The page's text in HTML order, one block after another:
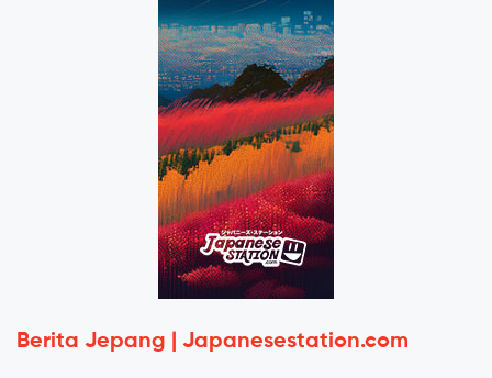
Berita Jepang | Japanesestation.com